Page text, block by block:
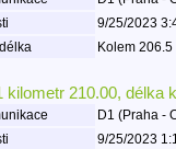
9/25/2023
Kolem
kilometr 210.00, délka
D1 (Praha -
9/25/2023